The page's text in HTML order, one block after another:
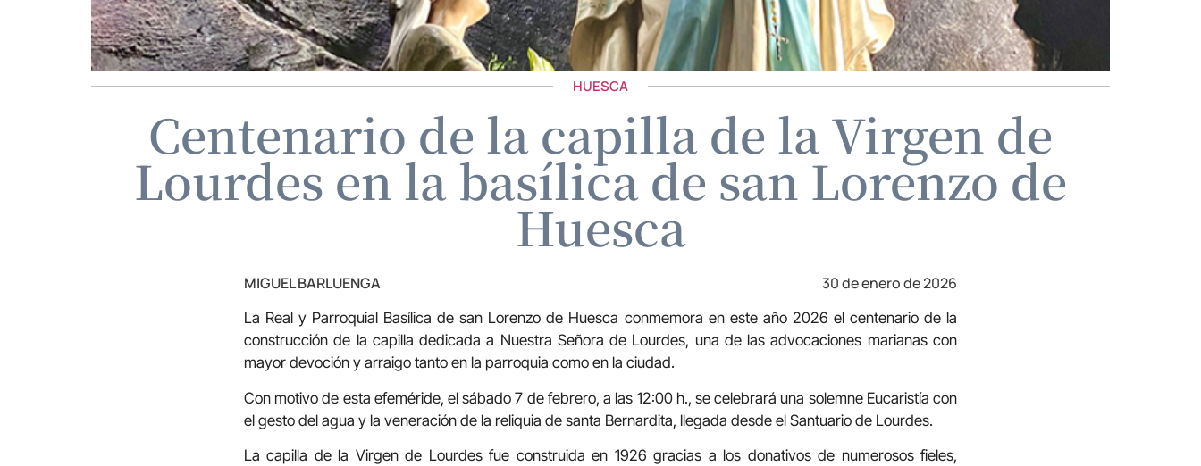
HUESCA
Centenario de la capilla de la Virgen de
Lourdes en la basílica de san Lorenzo de
Huesca
MIGUEL BARLUENGA 30 de enero de 2026
La Real y Parroquial Basílica de san Lorenzo de Huesca conmemora en este año 2026 el centenario de la
construcción de la capilla dedicada a Nuestra Señora de Lourdes, una de las advocaciones marianas con
mayor devoción y arraigo tanto en la parroquia como en la ciudad.
Con motivo de esta efeméride, el sábado 7 de febrero, a las 12:00 h., se celebrará una solemne Eucaristía con
el gesto del agua y la veneración de la reliquia de santa Bernardita, llegada desde el Santuario de Lourdes.
La capilla de la Virgen de Lourdes fue construida en 1926 gracias a los donativos de numerosos fieles,